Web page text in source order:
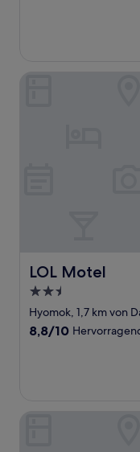
LOL Motel
LOL Motel
2.5-
Sterne-
Unterkunft
Hyomok, 1,7 km von
8.8
8,8/10